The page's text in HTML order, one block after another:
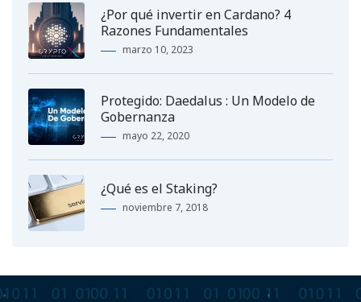
¿Por qué invertir en Cardano? 4
Razones Fundamentales
marzo 10, 2023
Protegido: Daedalus : Un Modelo de
Gobernanza
mayo 22, 2020
¿Qué es el Staking?
noviembre 7, 2018